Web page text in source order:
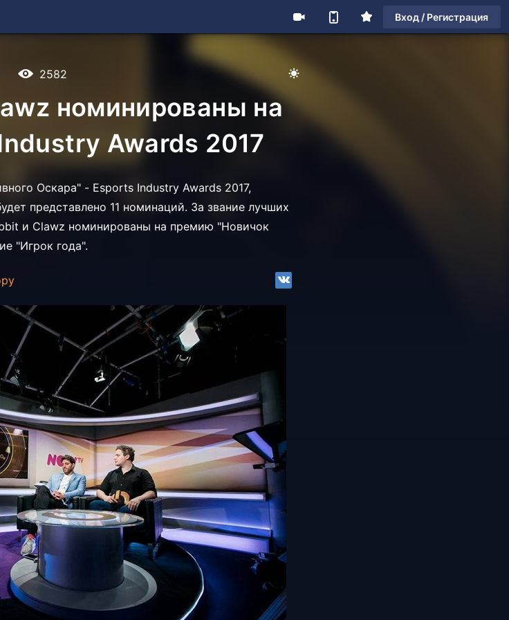
Вход / Регистрация
2582
номинированы на
Awards 2017
Оскара" - Esports Industry Awards 2017,
представлено 11 номинаций. За звание лучших
и Clawz номинированы на премию "Новичок
"Игрок года".